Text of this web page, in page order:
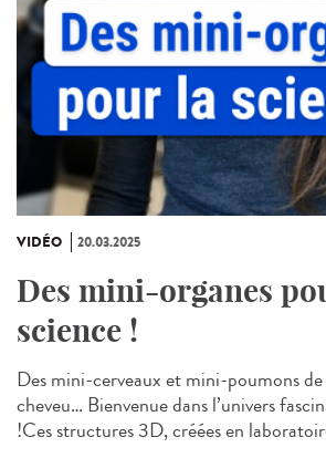
VIDÉO 20.03.2025
Des mini-organes
science !
Des mini-cerveaux et mini-poumons de
cheveu… Bienvenue dans l’univers
!Ces structures 3D, créées en